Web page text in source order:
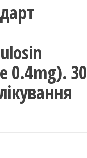
0.4mg). 30